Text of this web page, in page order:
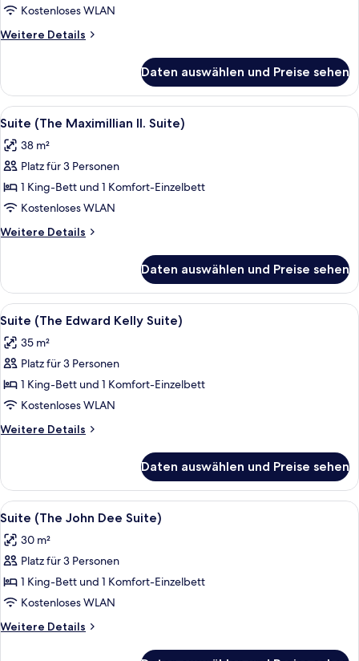
204)
anzeigen
Kostenloses WLAN
Weitere Details
Weitere
(
204)
Daten auswählen und Preise sehen
Alle
Fotos
für
Suite
(The
Maximillian
II.
Suite)
Ein traditionell eingerichtetes
3
Suite (The Maximillian II. Suite)
38 m²
Platz für 3 Personen
1 King-Bett und 1 Komfort-Einzelbett
Kostenloses WLAN
Weitere Details
Weitere
(The
Maximillian
II.
Daten auswählen und Preise sehen
Alle
Fotos
für
Suite
(The
Edward
Kelly
Suite)
Ein Schlafzimmer mit einem großen
6
Suite (The Edward Kelly Suite)
35 m²
Platz für 3 Personen
1 King-Bett und 1 Komfort-Einzelbett
Kostenloses WLAN
Weitere Details
Weitere
(The
Edward
Kelly
Daten auswählen und Preise sehen
Alle
Fotos
für
Suite
(The
John
Dee
Suite)
Ein Hotelzimmer mit zwei Betten,
3
Suite (The John Dee Suite)
30 m²
Platz für 3 Personen
1 King-Bett und 1 Komfort-Einzelbett
Kostenloses WLAN
Weitere Details
Weitere